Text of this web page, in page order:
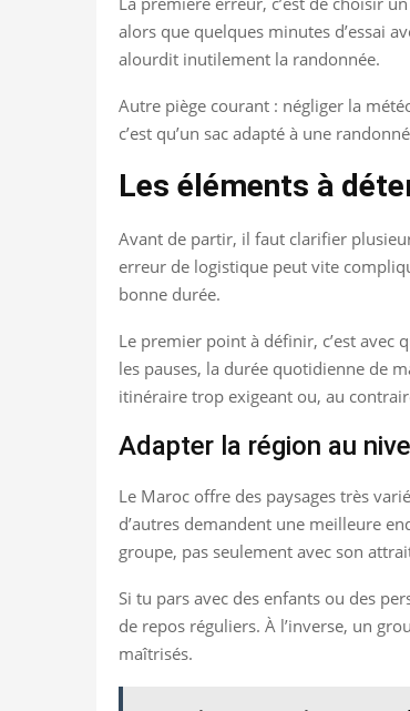
alors que quelques minutes d’essai
alourdit inutilement la randonnée.
Autre piège courant : négliger la
c’est qu’un sac adapté à une
Les éléments à
Avant de partir, il faut clarifier
erreur de logistique peut vite
bonne durée.
Le premier point à définir, c’est avec
les pauses, la durée quotidienne de
itinéraire trop exigeant ou, au
Adapter la région au
Le Maroc offre des paysages très
d’autres demandent une meilleure
groupe, pas seulement avec son
Si tu pars avec des enfants ou des
de repos réguliers. À l’inverse, un
maîtrisés.